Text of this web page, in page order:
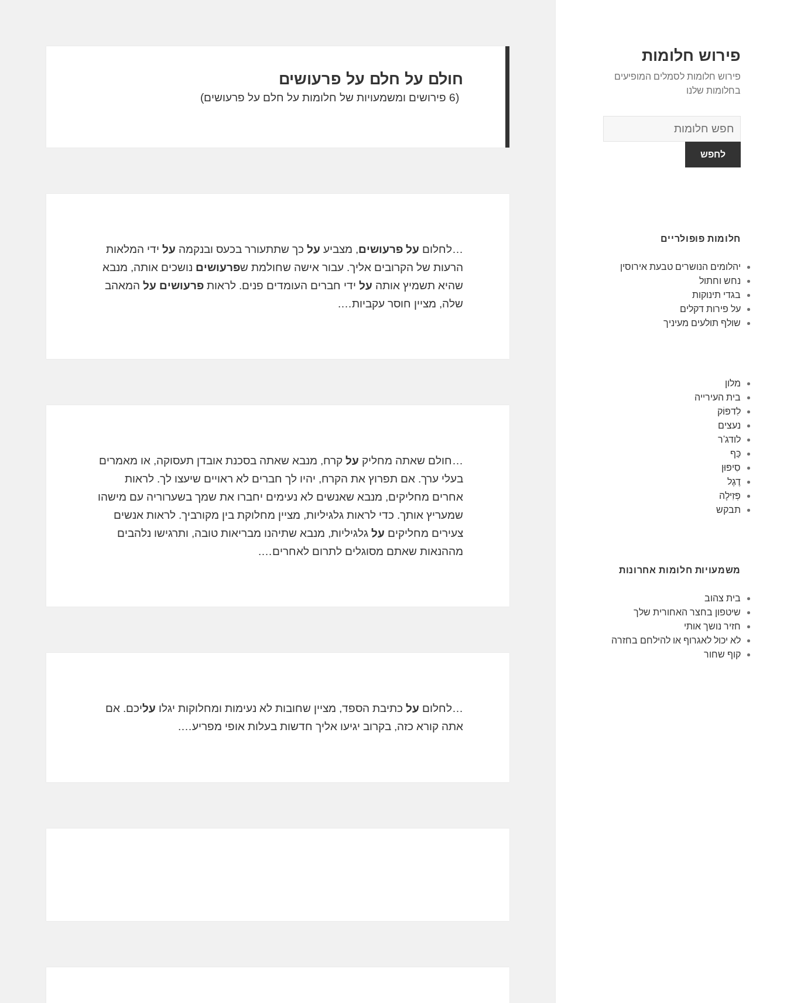
פירוש חלומות
פירוש חלומות לסמלים המופיעים
בחלומות שלנו
מילון
החלומות
חלומות פופולריים
יהלומים הנושרים טבעת אירוסין
נחש וחתול
בגדי תינוקות
על פירות דקלים
שולף תולעים מעיניך
מלון
בית העירייה
לִדפּוֹק
נעצים
לודג'ר
כַּף
סִיפּוּן
דֶגֶל
פְּזִילָה
תבקש
משמעויות חלומות אחרונות
בית צהוב
שיטפון בחצר האחורית שלך
חזיר נושך אותי
לא יכול לאגרוף או להילחם בחזרה
קוף שחור
חולם על חלם על פרעושים
(6 פירושים ומשמעויות של חלומות על חלם על פרעושים)
…לחלום על פרעושים, מצביע על כך שתתעורר בכעס ובנקמה על ידי המלאות
הרעות של הקרובים אליך. עבור אישה שחולמת שפרעושים נושכים אותה, מנבא
שהיא תשמיץ אותה על ידי חברים העומדים פנים. לראותפרעושים על המאהב
שלה, מציין חוסר עקביות….
…חולם שאתה מחליק על קרח, מנבא שאתה בסכנת אובדן תעסוקה, או מאמרים
בעלי ערך. אם תפרוץ את הקרח, יהיו לך חברים לא ראויים שיעצו לך. לראות
אחרים מחליקים, מנבא שאנשים לא נעימים יחברו את שמך בשערוריה עם מישהו
שמעריץ אותך. כדי לראות גלגיליות, מציין מחלוקת בין מקורביך. לראות אנשים
צעירים מחליקים על גלגיליות, מנבא שתיהנו מבריאות טובה, ותרגישו נלהבים
מההנאות שאתם מסוגלים לתרום לאחרים….
…לחלום על כתיבת הספד, מציין שחובות לא נעימות ומחלוקות יגלו עליכם. אם
אתה קורא כזה, בקרוב יגיעו אליך חדשות בעלות אופי מפריע….